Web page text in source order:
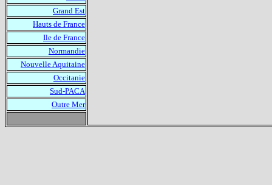
Grand Est
Hauts de France
Ile de France
Normandie
Nouvelle Aquitaine
Occitanie
Sud-PACA
Outre Mer